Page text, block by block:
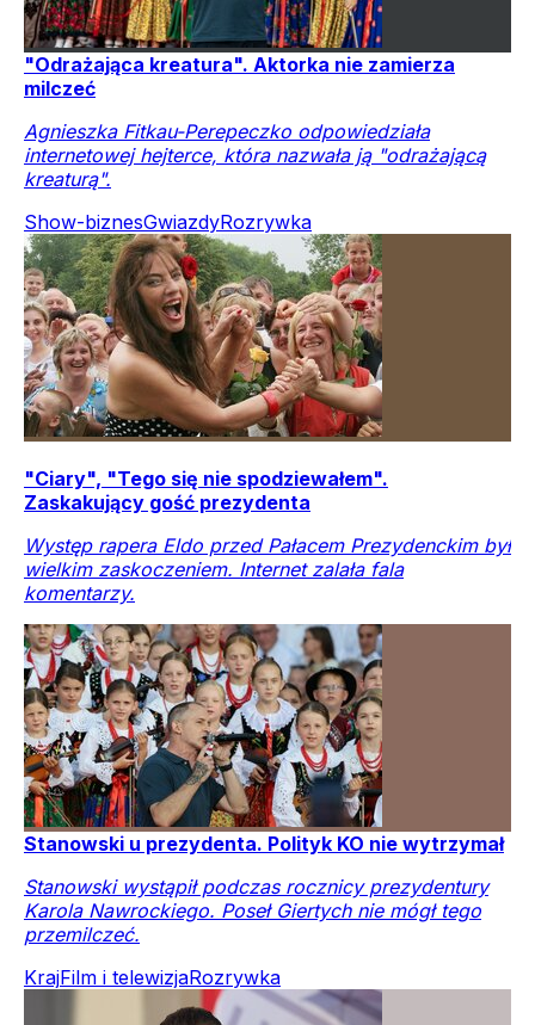
"Odrażająca kreatura". Aktorka nie zamierza
milczeć
Agnieszka Fitkau-Perepeczko odpowiedziała
internetowej hejterce, która nazwała ją "odrażającą
kreaturą".
Show-biznesGwiazdyRozrywka
"Ciary", "Tego się nie spodziewałem".
Zaskakujący gość prezydenta
Występ rapera Eldo przed Pałacem Prezydenckim był
wielkim zaskoczeniem. Internet zalała fala
komentarzy.
Stanowski u prezydenta. Polityk KO nie wytrzymał
Stanowski wystąpił podczas rocznicy prezydentury
Karola Nawrockiego. Poseł Giertych nie mógł tego
przemilczeć.
KrajFilm i telewizjaRozrywka